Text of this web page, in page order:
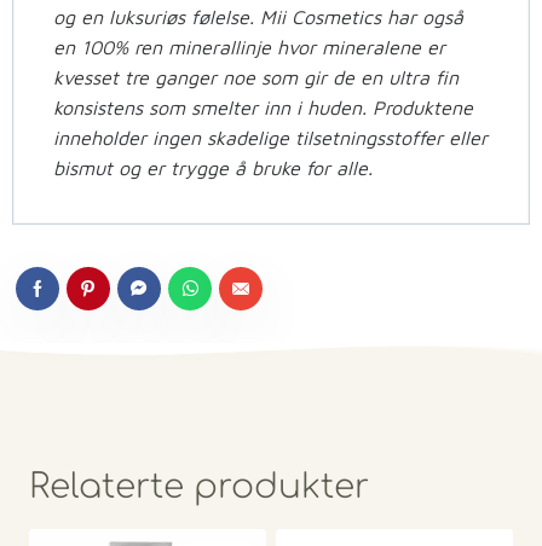
og en luksuriøs følelse. Mii Cosmetics har også
en 100% ren minerallinje hvor mineralene er
kvesset tre ganger noe som gir de en ultra fin
konsistens som smelter inn i huden. Produktene
inneholder ingen skadelige tilsetningsstoffer eller
bismut og er trygge å bruke for alle.
Relaterte produkter